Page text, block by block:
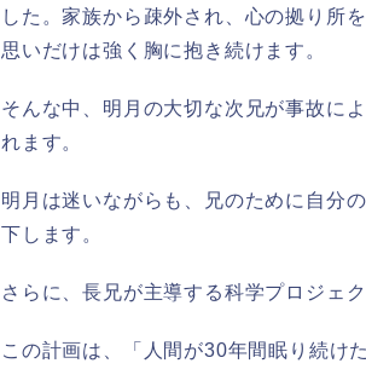
した。家族から疎外され、心の拠り所
思いだけは強く胸に抱き続けます。
そんな中、明月の大切な次兄が事故に
れます。
明月は迷いながらも、兄のために自分
下します。
さらに、長兄が主導する科学プロジェ
この計画は、「人間が30年間眠り続け